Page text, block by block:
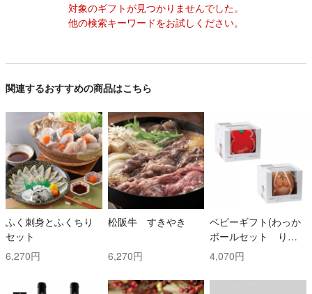
対象のギフトが見つかりませんでした。
他の検索キーワードをお試しください。
関連するおすすめの商品はこちら
ふく刺身とふくちり
セット
6,270円
松阪牛 すきやき
6,270円
ベビーギフト(わっか
ボールセット りん
ご・しまりす)
4,070円